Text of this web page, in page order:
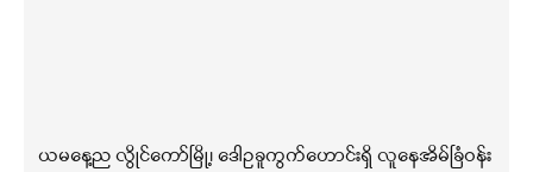
ယမနေ့ည လွိုင်ကော်မြို့၊ ဒေါဥခူကွက်ဟောင်းရှိ လူနေအိမ်ခြံဝန်း